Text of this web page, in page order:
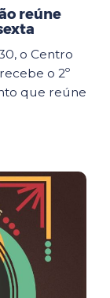
reúne
o Centro
o 2º
que reúne